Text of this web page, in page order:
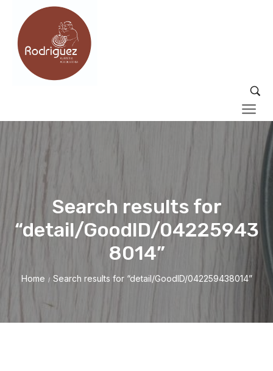
Search results for
“detail/GoodID/04225943
8014”
Home / Search results for “detail/GoodID/042259438014”